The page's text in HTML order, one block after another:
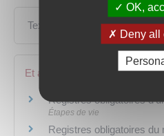
Textes de référence
Et aussi
Registres obligatoires
Étapes de vie
Registres obligatoires du
OK,
Deny all